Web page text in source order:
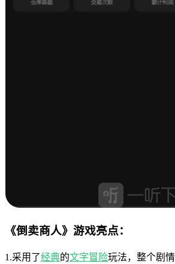
《倒卖商人》游戏亮点：
1.采用了经典的文字冒险玩法，整个剧